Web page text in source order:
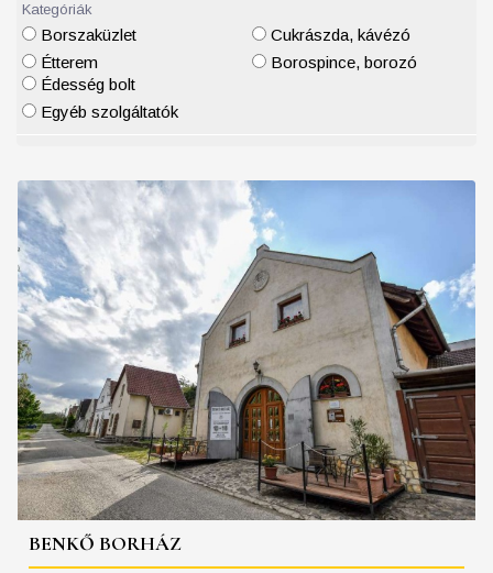
Kategóriák
Borszaküzlet
Étterem
Cukrászda, kávézó
Borospince, borozó
Édesség bolt
Egyéb szolgáltatók
BENKŐ BORHÁZ